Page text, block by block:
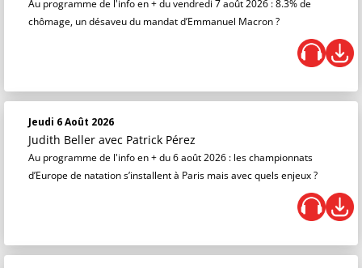
Au programme de l'info en + du vendredi 7 août 2026 : 8.3% de
chômage, un désaveu du mandat d’Emmanuel Macron ?
Jeudi 6 Août 2026
Judith Beller avec Patrick Pérez
Au programme de l'info en + du 6 août 2026 : les championnats
d’Europe de natation s’installent à Paris mais avec quels enjeux ?